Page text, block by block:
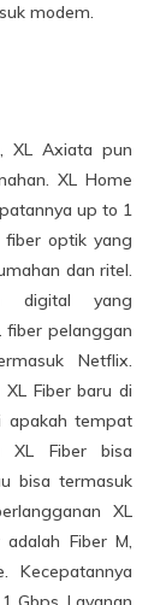
modem.
XL Axiata pun
XL Home
up to 1
fiber optik yang
dan ritel.
digital yang
fiber pelanggan
Netflix.
Fiber baru di
apakah tempat
XL Fiber bisa
bisa termasuk
XL
Fiber M,
Kecepatannya